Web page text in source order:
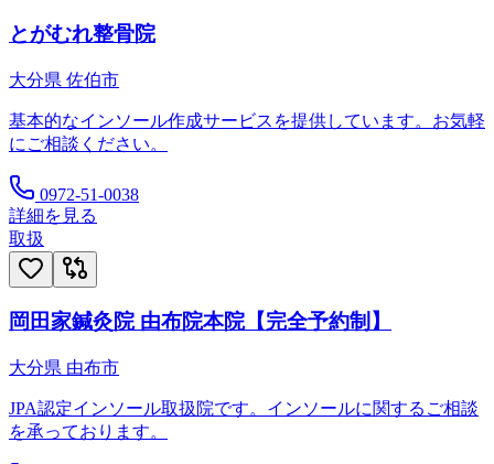
とがむれ整骨院
大分県 佐伯市
基本的なインソール作成サービスを提供しています。お気軽
にご相談ください。
0972-51-0038
詳細を見る
取扱
岡田家鍼灸院 由布院本院【完全予約制】
大分県 由布市
JPA認定インソール取扱院です。インソールに関するご相談
を承っております。